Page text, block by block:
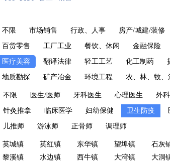
不限 市场销售 行政、人事 房产/城建/装修
百货零售 工厂工业 餐饮、休闲 金融保险
医疗美容 翻译法律 轻工工艺 化工制药
地质勘探 矿产冶金 环境工程 农、林、牧、
不限 医生/医师 牙科医生 心理医生 外
针灸推拿 临床医学 妇幼保健 卫生防疫
儿推师 游泳师 正骨师 调理师
英城镇 英红镇 东华镇 望埠镇 石灰
黎溪镇
水边镇 西牛镇 大湾镇 大洞